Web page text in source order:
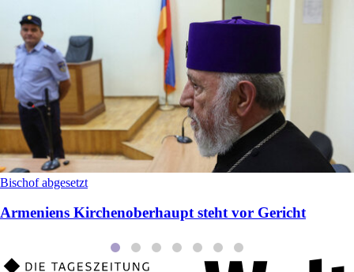
Bischof abgesetzt
Armeniens Kirchenoberhaupt steht vor Gericht